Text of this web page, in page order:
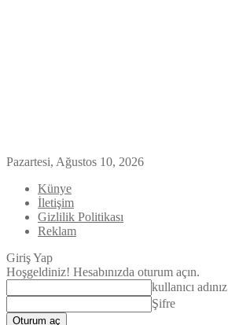
Pazartesi, Ağustos 10, 2026
Künye
İletişim
Gizlilik Politikası
Reklam
Giriş Yap
Hoşgeldiniz! Hesabınızda oturum açın.
kullanıcı adınız
Şifre